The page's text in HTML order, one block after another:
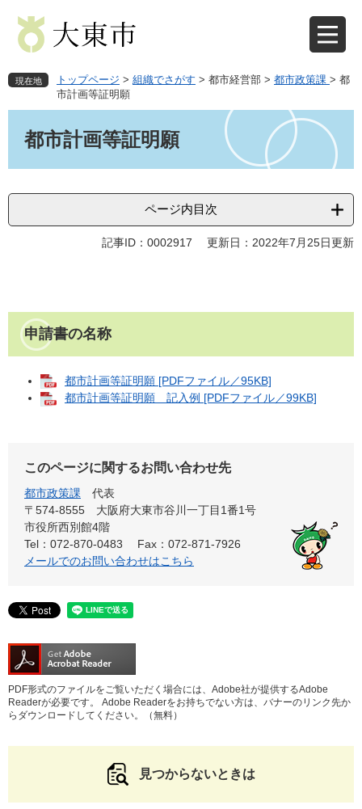
先
で
を
ば
へ
現在地 トップページ > 組織でさがす > 都市経営部 > 都市政策課 > 都
市計画等証明願
都市計画等証明願
ページ内目次
記事ID：0002917 更新日：2022年7月25日更新
申請書の名称
都市計画等証明願 [PDFファイル／95KB]
都市計画等証明願 記入例 [PDFファイル／99KB]
このページに関するお問い合わせ先
都市政策課
代表
〒574-8555 大阪府大東市谷川一丁目1番1号
市役所西別館4階
Tel：072-870-0483
Fax：072-871-7926
メールでのお問い合わせはこちら
PDF形式のファイルをご覧いただく場合には、Adobe社が提供するAdobe
Readerが必要です。
Adobe Readerをお持ちでない方は、バナーのリンク先か
らダウンロードしてください。（無料）
見つからないときは